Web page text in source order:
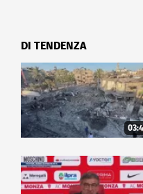
DI TENDENZA